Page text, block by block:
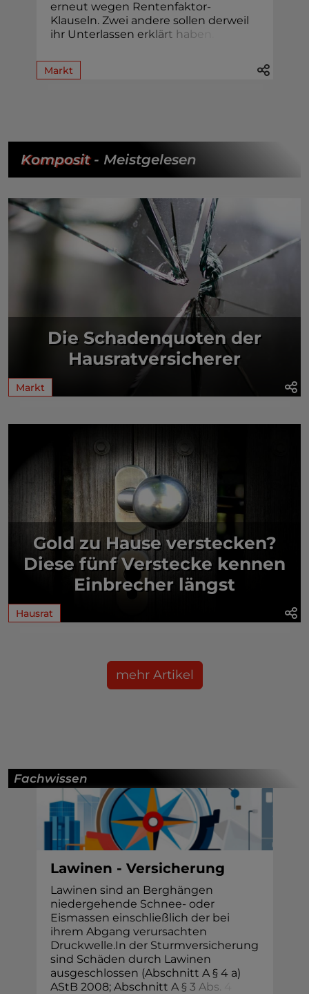
erneut wegen Rentenfaktor-
Klauseln. Zwei andere sollen derweil
ihr Unterlassen erklärt habe
Markt
Komposit- Meistgelesen
Die Schadenquoten der
Hausratversicherer
Markt
Gold zu Hause verstecken?
Diese fünf Verstecke kennen
Einbrecher längst
Hausrat
mehr Artikel
Fachwissen
Lawinen - Versicherung
Lawinen sind an Berghängen
niedergehende Schnee- oder
Eismassen einschließlich der bei
ihrem Abgang verursachten
Druckwelle.In der Sturmversicherung
sind Schäden durch Lawinen
ausgeschlossen (Abschnitt A § 4 a)
AStB 2008; Abschnitt A § 3 Abs.